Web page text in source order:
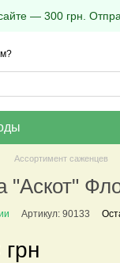
— 300 грн.
Ассортимент саженцев
"Аскот"
Артикул: 90133